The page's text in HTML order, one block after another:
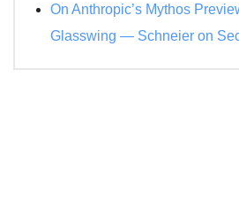
On Anthropic’s Mythos
Glasswing — Schneier on